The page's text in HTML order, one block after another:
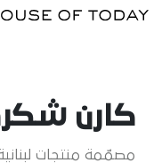
كارن
مصمّمة منتجات